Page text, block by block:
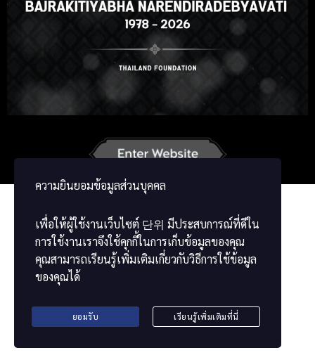
ความยินยอมข้อมูลส่วนบุคคล
เพื่อให้ผู้ใช้งานเว็บไซต์ 단위 มีประสบการณ์ที่ดีใน
การใช้งานเราจึงใช้คุกกี้ในการเก็บข้อมูลของคุณ
คุณสามารถเรียนรู้เพิ่มเติมเกี่ยวกับวิธีการใช้ข้อมูล
ของคุณได้
ยอมรับ เรียนรู้เพิ่มเติมที่นี่
English ภาษาไทย
Japanese German
Chinese
ខ្មែរ